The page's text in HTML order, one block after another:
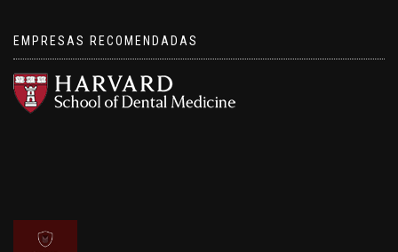
EMPRESAS RECOMENDADAS